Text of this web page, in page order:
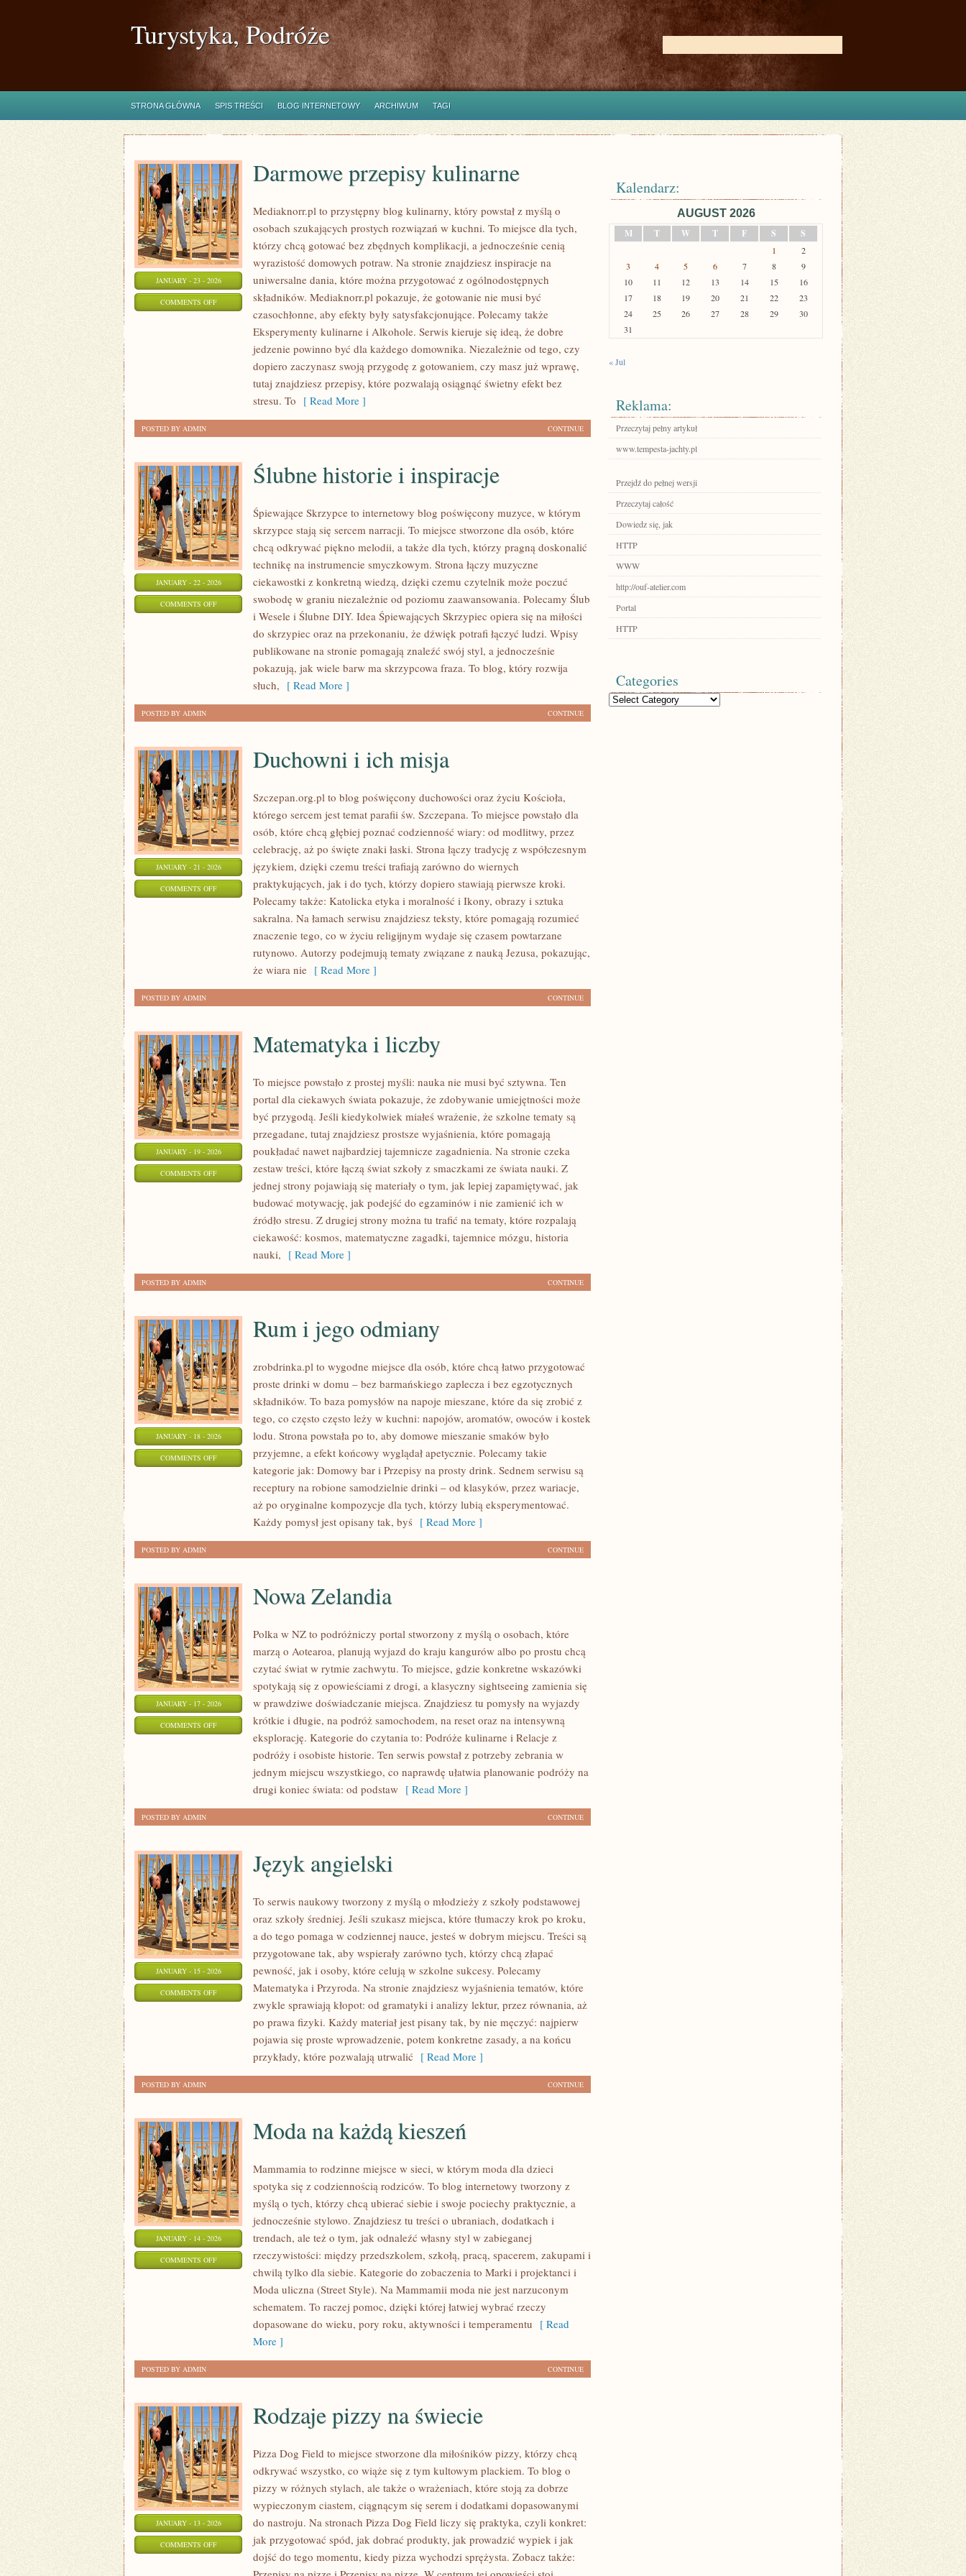
Turystyka, Podróże
STRONA GŁÓWNA SPIS TREŚCI BLOG INTERNETOWY ARCHIWUM TAGI
JANUARY - 23 - 2026
COMMENTS OFFON
KULINARNE
Darmowe przepisy kulinarne
Mediaknorr.pl to przystępny blog kulinarny, który powstał z myślą o
osobach szukających prostych rozwiązań w kuchni. To miejsce dla tych,
którzy chcą gotować bez zbędnych komplikacji, a jednocześnie cenią
wyrazistość domowych potraw. Na stronie znajdziesz inspiracje na
uniwersalne dania, które można przygotować z ogólnodostępnych
składników. Mediaknorr.pl pokazuje, że gotowanie nie musi być
czasochłonne, aby efekty były satysfakcjonujące. Polecamy także
Eksperymenty kulinarne i Alkohole. Serwis kieruje się ideą, że dobre
jedzenie powinno być dla każdego domownika. Niezależnie od tego, czy
dopiero zaczynasz swoją przygodę z gotowaniem, czy masz już wprawę,
tutaj znajdziesz przepisy, które pozwalają osiągnąć świetny efekt bez
stresu. To [ Read More ]
CONTINUE
POSTED BY ADMIN
JANUARY - 22 - 2026
COMMENTS OFFON
INSPIRACJE
Ślubne historie i inspiracje
Śpiewające Skrzypce to internetowy blog poświęcony muzyce, w którym
skrzypce stają się sercem narracji. To miejsce stworzone dla osób, które
chcą odkrywać piękno melodii, a także dla tych, którzy pragną doskonalić
technikę na instrumencie smyczkowym. Strona łączy muzyczne
ciekawostki z konkretną wiedzą, dzięki czemu czytelnik może poczuć
swobodę w graniu niezależnie od poziomu zaawansowania. Polecamy Ślub
i Wesele i Ślubne DIY. Idea Śpiewających Skrzypiec opiera się na miłości
do skrzypiec oraz na przekonaniu, że dźwięk potrafi łączyć ludzi. Wpisy
publikowane na stronie pomagają znaleźć swój styl, a jednocześnie
pokazują, jak wiele barw ma skrzypcowa fraza. To blog, który rozwija
słuch, [ Read More ]
CONTINUE
POSTED BY ADMIN
JANUARY - 21 - 2026
COMMENTS OFFON
DUCHOWNI
Duchowni i ich misja
Szczepan.org.pl to blog poświęcony duchowości oraz życiu Kościoła,
którego sercem jest temat parafii św. Szczepana. To miejsce powstało dla
osób, które chcą głębiej poznać codzienność wiary: od modlitwy, przez
celebrację, aż po święte znaki łaski. Strona łączy tradycję z współczesnym
językiem, dzięki czemu treści trafiają zarówno do wiernych
praktykujących, jak i do tych, którzy dopiero stawiają pierwsze kroki.
Polecamy także: Katolicka etyka i moralność i Ikony, obrazy i sztuka
sakralna. Na łamach serwisu znajdziesz teksty, które pomagają rozumieć
znaczenie tego, co w życiu religijnym wydaje się czasem powtarzane
rutynowo. Autorzy podejmują tematy związane z nauką Jezusa, pokazując,
że wiara nie [ Read More ]
CONTINUE
POSTED BY ADMIN
JANUARY - 19 - 2026
COMMENTS OFFON
MATEMATYKA
Matematyka i liczby
To miejsce powstało z prostej myśli: nauka nie musi być sztywna. Ten
portal dla ciekawych świata pokazuje, że zdobywanie umiejętności może
być przygodą. Jeśli kiedykolwiek miałeś wrażenie, że szkolne tematy są
przegadane, tutaj znajdziesz prostsze wyjaśnienia, które pomagają
poukładać nawet najbardziej tajemnicze zagadnienia. Na stronie czeka
zestaw treści, które łączą świat szkoły z smaczkami ze świata nauki. Z
jednej strony pojawiają się materiały o tym, jak lepiej zapamiętywać, jak
budować motywację, jak podejść do egzaminów i nie zamienić ich w
źródło stresu. Z drugiej strony można tu trafić na tematy, które rozpalają
ciekawość: kosmos, matematyczne zagadki, tajemnice mózgu, historia
nauki, [ Read More ]
CONTINUE
POSTED BY ADMIN
JANUARY - 18 - 2026
COMMENTS OFFON
Rum i jego odmiany
zrobdrinka.pl to wygodne miejsce dla osób, które chcą łatwo przygotować
proste drinki w domu – bez barmańskiego zaplecza i bez egzotycznych
składników. To baza pomysłów na napoje mieszane, które da się zrobić z
tego, co często często leży w kuchni: napojów, aromatów, owoców i kostek
lodu. Strona powstała po to, aby domowe mieszanie smaków było
przyjemne, a efekt końcowy wyglądał apetycznie. Polecamy takie
kategorie jak: Domowy bar i Przepisy na prosty drink. Sednem serwisu są
receptury na robione samodzielnie drinki – od klasyków, przez wariacje,
aż po oryginalne kompozycje dla tych, którzy lubią eksperymentować.
Każdy pomysł jest opisany tak, byś [ Read More ]
CONTINUE
POSTED BY ADMIN
JANUARY - 17 - 2026
COMMENTS OFFON
Nowa Zelandia
Polka w NZ to podróżniczy portal stworzony z myślą o osobach, które
marzą o Aotearoa, planują wyjazd do kraju kangurów albo po prostu chcą
czytać świat w rytmie zachwytu. To miejsce, gdzie konkretne wskazówki
spotykają się z opowieściami z drogi, a klasyczny sightseeing zamienia się
w prawdziwe doświadczanie miejsca. Znajdziesz tu pomysły na wyjazdy
krótkie i długie, na podróż samochodem, na reset oraz na intensywną
eksplorację. Kategorie do czytania to: Podróże kulinarne i Relacje z
podróży i osobiste historie. Ten serwis powstał z potrzeby zebrania w
jednym miejscu wszystkiego, co naprawdę ułatwia planowanie podróży na
drugi koniec świata: od podstaw [ Read More ]
CONTINUE
POSTED BY ADMIN
JANUARY - 15 - 2026
COMMENTS OFFON
ANGIELSKI
Język angielski
To serwis naukowy tworzony z myślą o młodzieży z szkoły podstawowej
oraz szkoły średniej. Jeśli szukasz miejsca, które tłumaczy krok po kroku,
a do tego pomaga w codziennej nauce, jesteś w dobrym miejscu. Treści są
przygotowane tak, aby wspierały zarówno tych, którzy chcą złapać
pewność, jak i osoby, które celują w szkolne sukcesy. Polecamy
Matematyka i Przyroda. Na stronie znajdziesz wyjaśnienia tematów, które
zwykle sprawiają kłopot: od gramatyki i analizy lektur, przez równania, aż
po prawa fizyki. Każdy materiał jest pisany tak, by nie męczyć: najpierw
pojawia się proste wprowadzenie, potem konkretne zasady, a na końcu
przykłady, które pozwalają utrwalić [ Read More ]
CONTINUE
POSTED BY ADMIN
JANUARY - 14 - 2026
COMMENTS OFFON
Moda na każdą kieszeń
Mammamia to rodzinne miejsce w sieci, w którym moda dla dzieci
spotyka się z codziennością rodziców. To blog internetowy tworzony z
myślą o tych, którzy chcą ubierać siebie i swoje pociechy praktycznie, a
jednocześnie stylowo. Znajdziesz tu treści o ubraniach, dodatkach i
trendach, ale też o tym, jak odnaleźć własny styl w zabieganej
rzeczywistości: między przedszkolem, szkołą, pracą, spacerem, zakupami i
chwilą tylko dla siebie. Kategorie do zobaczenia to Marki i projektanci i
Moda uliczna (Street Style). Na Mammamii moda nie jest narzuconym
schematem. To raczej pomoc, dzięki której łatwiej wybrać rzeczy
dopasowane do wieku, pory roku, aktywności i temperamentu [ Read
More ]
CONTINUE
POSTED BY ADMIN
JANUARY - 13 - 2026
COMMENTS OFFON
Rodzaje pizzy na świecie
Pizza Dog Field to miejsce stworzone dla miłośników pizzy, którzy chcą
odkrywać wszystko, co wiąże się z tym kultowym plackiem. To blog o
pizzy w różnych stylach, ale także o wrażeniach, które stoją za dobrze
wypieczonym ciastem, ciągnącym się serem i dodatkami dopasowanymi
do nastroju. Na stronach Pizza Dog Field liczy się praktyka, czyli konkret:
jak przygotować spód, jak dobrać produkty, jak prowadzić wypiek i jak
dojść do tego momentu, kiedy pizza wychodzi sprężysta. Zobacz także:
Kalendarz:
AUGUST 2026
M
T W T F S S
1
2
3
4 5 6 7 8
9
10
11 12 13 14 15
16
17
18 19 20 21 22
23
24
25 26 27 28 29
30
31
« Jul
Reklama:
Przeczytaj pełny artykuł
www.tempesta-jachty.pl
Przejdź do pełnej wersji
Przeczytaj całość
Dowiedz się, jak
HTTP
WWW
http://ouf-atelier.com
Portal
HTTP
Categories
Categories